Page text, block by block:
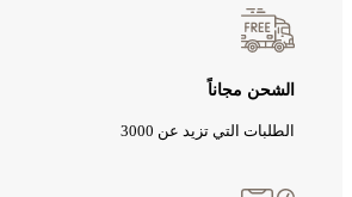
الشحن مجاناً
الطلبات التي تزيد عن 3000